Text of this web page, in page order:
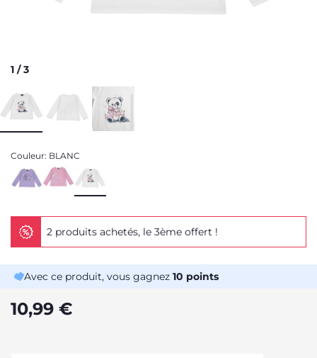
1 /3
Couleur: BLANC
2 produits achetés, le 3ème offert !
Avec ce produit, vous gagnez 10 points
10,99 €